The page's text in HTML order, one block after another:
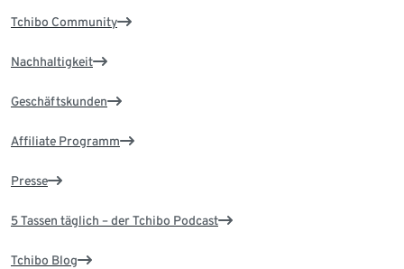
Tchibo Community
Nachhaltigkeit
Geschäftskunden
Affiliate Programm
Presse
5 Tassen täglich – der Tchibo Podcast
Tchibo Blog